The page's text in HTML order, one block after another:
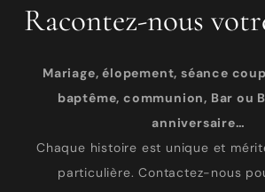
Racontez-nous
Mariage, élopement, séance
baptême, communion, Bar ou
anniversaire…
Chaque histoire est unique et
particulière. Contactez-nous